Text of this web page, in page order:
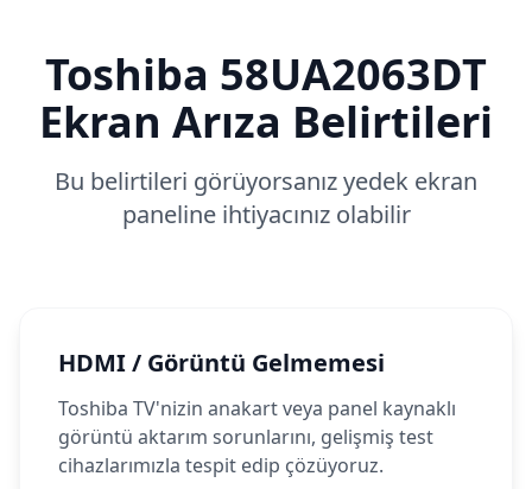
Toshiba 58UA2063DT
Ekran Arıza Belirtileri
Bu belirtileri görüyorsanız yedek ekran
paneline ihtiyacınız olabilir
HDMI / Görüntü Gelmemesi
Toshiba TV'nizin anakart veya panel kaynaklı
görüntü aktarım sorunlarını, gelişmiş test
cihazlarımızla tespit edip çözüyoruz.